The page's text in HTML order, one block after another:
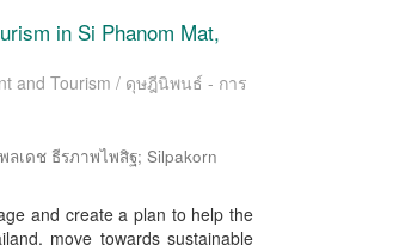
in Si Phanom Mat,
and Tourism / ดุษฎีนิพนธ์ - การ
ลเดช ธีรภาพไพสิฐ; Silpakorn
and create a plan to help the
move towards sustainable